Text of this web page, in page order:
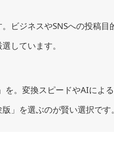
ビジネスやSNSへの投稿目
しています。
を。変換スピードやAIによ
」を選ぶのが賢い選択です。